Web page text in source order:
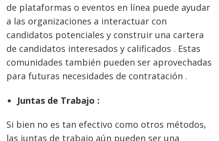
de plataformas o eventos en línea puede ayudar
a las organizaciones a interactuar con
candidatos potenciales y construir una cartera
de candidatos interesados y calificados . Estas
comunidades también pueden ser aprovechadas
para futuras necesidades de contratación .
Juntas de Trabajo :
Si bien no es tan efectivo como otros métodos,
las juntas de trabajo aún pueden ser una